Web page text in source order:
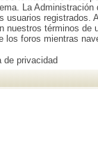
La Administración
usuarios registrados.
nuestros términos de
los foros mientras
de privacidad